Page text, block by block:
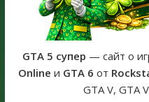
Получайте особые
Fine Art Collector
GTA 6 официальная
Auto VI
GTA 5 супер — сайт о
Online и GTA 6 от
GTA V, GTA